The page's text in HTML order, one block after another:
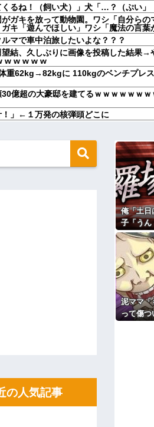
るね！（飼い犬）」犬「…？（ぷい」
ガキを放って動物園。ワシ「自分らの
キ「遊んでほしい」ワシ「魔法の言葉
ルマで車中泊旅したいよな？？？
望結、久しぶりに画像を投稿した結果→
w w w w w
重62kg→82kgに 110kgのベンチプレ
億超の大豪邸を建てるｗｗｗｗｗｗｗ
」←１万発の核弾頭どこに
前が「大和」だと知った。その名前につ
つになっていて…
で旅行中の話だけど、ちょっとお金足
指定席には見知らぬ子どもが座っていた
って遊ばせてたときに、ゲーム機が壊
で俺が職場で恥をかいてる理由がこれ・
クソぶり、バレるｗｗｗｗｗｗｗｗｗ
4万4000円のフィギュアがヤバすぎるｗ
金庫触らないでよ！」キチママ『そこに
ただけ☆』義兄「泥は出てけ！二度と来
なんのお茶？」彼「ちっ！」私「」
軍でも盛大にやらかす←あまり悲しま
俺「土日
子「う
と本気
泥ママ「
って傷
の人気記事